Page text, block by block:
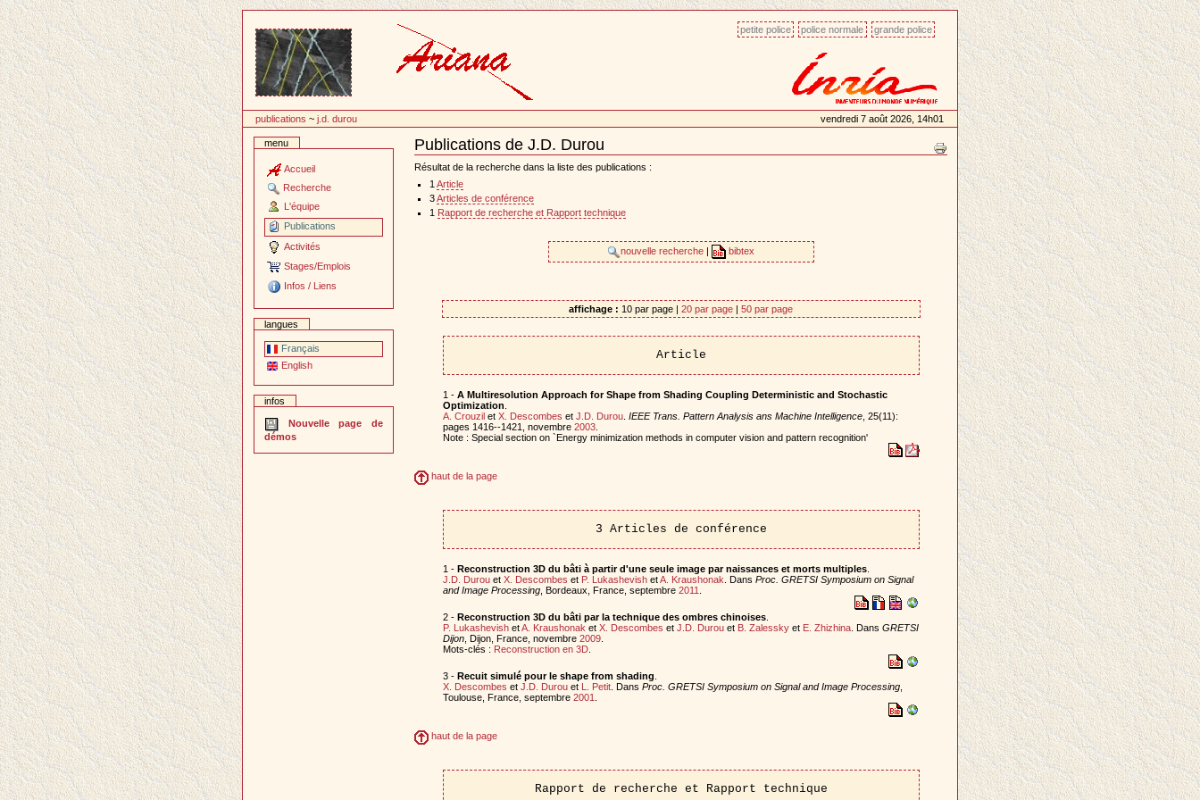
contenu
petite police police normale grande police
publications ~j.d. durou vendredi 7 août 2026, 14h01
menu
Accueil
Recherche
L'équipe
Publications
Activités
Stages/Emplois
Infos / Liens
langues
Français
English
infos
Nouvelle page de
démos
Publications de J.D. Durou
Document
Actions
Résultat de la recherche dans la liste des publications :
1 Article
3Articles de conférence
1
Rapport de recherche et Rapport technique
nouvelle recherche bibtex
affichage : 10 par page | 20 par page | 50 par page
Article
1 - A Multiresolution Approach for Shape from Shading Coupling Deterministic and Stochastic
Optimization
A. Crouzilet X. Descombes et J.D. Durou. IEEE Trans. Pattern Analysis ans Machine Intelligence, 25(11):
pages 1416--1421, novembre 2003.
Note : Special section on `Energy minimization methods in computer vision and pattern recognition'
haut de la page
3 Articles de conférence
1 - Reconstruction 3D du bâti à partir d'une seule image par naissances et morts multiples.
J.D. Durouet X. Descombes et P. LukashevishetA. Kraushonak . Dans Proc. GRETSI Symposium on Signal
and Image Processing, Bordeaux, France, septembre 2011
2 - Reconstruction 3D du bâti par la technique des ombres chinoises.
P. LukashevishetA. Kraushonak et X. Descombes et J.D. Durouet B. Zalesskyet E. Zhizhina. Dans GRETSI
Dijon, Dijon, France, novembre 2009.
Mots-clés : Reconstruction en 3D.
3 - Recuit simulé pour le shape from shading
X. Descombes et J.D. Durouet L. Petit. Dans Proc. GRETSI Symposium on Signal and Image Processing,
Toulouse, France, septembre 2001
haut de la page
Rapport de recherche et Rapport technique